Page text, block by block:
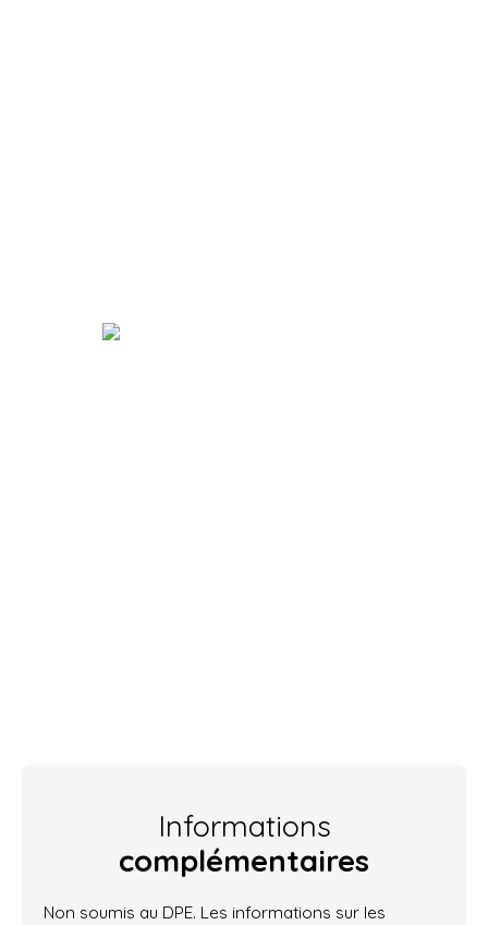
Informations
complémentaires
Non soumis au DPE. Les informations sur les